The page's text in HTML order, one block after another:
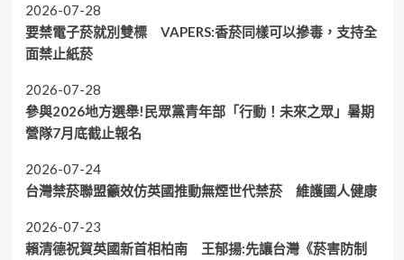
2026-07-28
要禁電子菸就別雙標 VAPERS:香菸同樣可以摻毒，支持全
面禁止紙菸
2026-07-28
參與2026地方選舉!民眾黨青年部「行動！未來之眾」暑期
營隊7月底截止報名
2026-07-24
台灣禁菸聯盟籲效仿英國推動無煙世代禁菸 維護國人健康
2026-07-23
賴清德祝賀英國新首相柏南 王郁揚:先讓台灣《菸害防制